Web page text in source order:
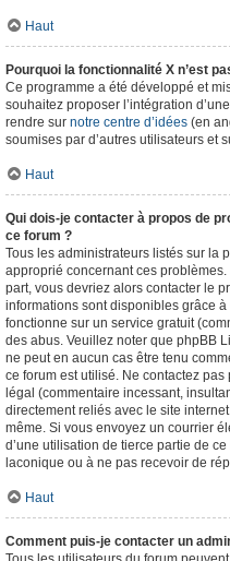
Haut
Pourquoi la fonctionnalité X n’est
Ce programme a été développé et
souhaitez proposer l’intégration
rendre sur notre centre d’idées (en
soumises par d’autres utilisateurs et
Haut
Qui dois-je contacter à propos de
ce forum ?
Tous les administrateurs listés sur la
approprié concernant ces
part, vous devriez alors contacter le
informations sont disponibles grâce à
fonctionne sur un service gratuit
des abus. Veuillez noter que phpBB
ne peut en aucun cas être tenu
ce forum est utilisé. Ne contactez
légal (commentaire incessant,
directement reliés avec le site
même. Si vous envoyez un courrier
d’une utilisation de tierce partie de
laconique ou à ne pas recevoir de
Haut
Comment puis-je contacter un